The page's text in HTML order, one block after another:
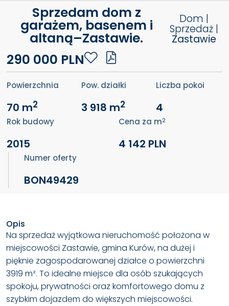
Sprzedam dom z
garażem, basenem i
altaną–Zastawie.
Dom |
Sprzedaż |
Zastawie
290 000 PLN
Powierzchnia
70 m2
Pow. działki
3 918 m2
Liczba pokoi
4
Rok budowy
2015
Cena za m2
4 142 PLN
Numer oferty
BON49429
Opis
Na sprzedaż wyjątkowa nieruchomość położona w
miejscowości Zastawie, gmina Kurów, na dużej i
pięknie zagospodarowanej działce o powierzchni
3919 m². To idealne miejsce dla osób szukających
spokoju, prywatności oraz komfortowego domu z
szybkim dojazdem do większych miejscowości.